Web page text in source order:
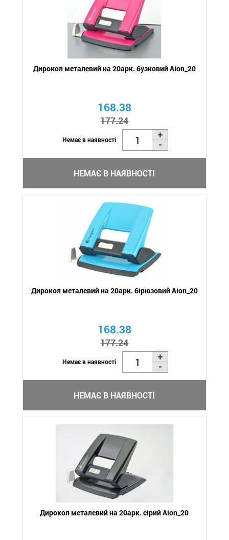
Дирокол металевий на 20арк. бузковий Aion_20
168.38
177.24
Немає в наявності
НЕМАЄ В НАЯВНОСТІ
Дирокол металевий на 20арк. бірюзовий Aion_20
168.38
177.24
Немає в наявності
НЕМАЄ В НАЯВНОСТІ
Дирокол металевий на 20арк. сірий Aion_20